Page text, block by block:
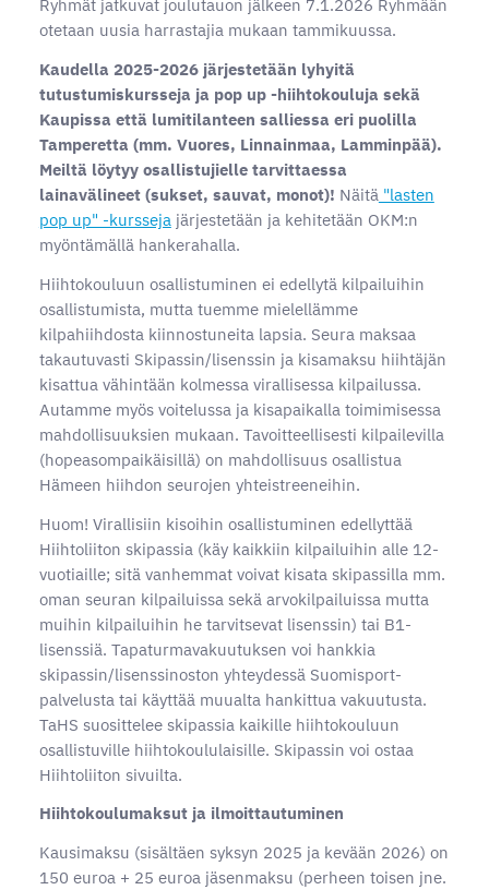
Ryhmät jatkuvat joulutauon jälkeen 7.1.2026 Ryhmään
otetaan uusia harrastajia mukaan tammikuussa.
Kaudella 2025-2026 järjestetään lyhyitä
tutustumiskursseja ja pop up -hiihtokouluja sekä
Kaupissa että lumitilanteen salliessa eri puolilla
Tamperetta (mm. Vuores, Linnainmaa, Lamminpää).
Meiltä löytyy osallistujielle tarvittaessa
lainavälineet (sukset, sauvat, monot)! Näitä"lasten
pop up" -kurssejajärjestetään ja kehitetään OKM:n
myöntämällä hankerahalla.
Hiihtokouluun osallistuminen ei edellytä kilpailuihin
osallistumista, mutta tuemme mielellämme
kilpahiihdosta kiinnostuneita lapsia. Seura maksaa
takautuvasti Skipassin/lisenssin ja kisamaksu hiihtäjän
kisattua vähintään kolmessa virallisessa kilpailussa.
Autamme myös voitelussa ja kisapaikalla toimimisessa
mahdollisuuksien mukaan. Tavoitteellisesti kilpailevilla
(hopeasompaikäisillä) on mahdollisuus osallistua
Hämeen hiihdon seurojen yhteistreeneihin.
Huom! Virallisiin kisoihin osallistuminen edellyttää
Hiihtoliiton skipassia (käy kaikkiin kilpailuihin alle 12-
vuotiaille; sitä vanhemmat voivat kisata skipassilla mm.
oman seuran kilpailuissa sekä arvokilpailuissa mutta
muihin kilpailuihin he tarvitsevat lisenssin) tai B1-
lisenssiä. Tapaturmavakuutuksen voi hankkia
skipassin/lisenssinoston yhteydessä Suomisport-
palvelusta tai käyttää muualta hankittua vakuutusta.
TaHS suosittelee skipassia kaikille hiihtokouluun
osallistuville hiihtokoululaisille. Skipassin voi ostaa
Hiihtoliiton sivuilta.
Hiihtokoulumaksut ja ilmoittautuminen
Kausimaksu (sisältäen syksyn 2025 ja kevään 2026) on
150 euroa + 25 euroa jäsenmaksu (perheen toisen jne.